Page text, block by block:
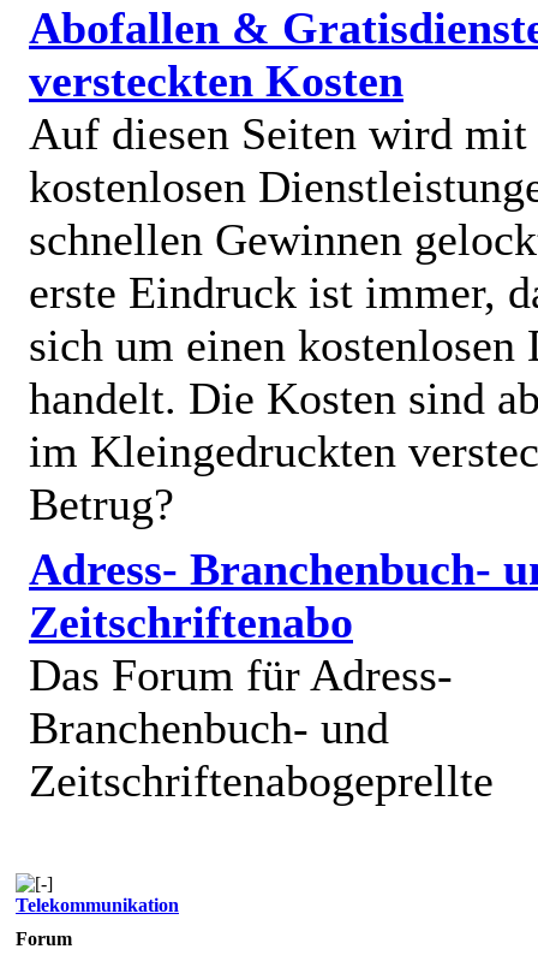
Abofallen &
versteckten Kosten
Auf diesen Seiten wird mit
kostenlosen
schnellen Gewinnen
erste Eindruck ist immer,
sich um einen kostenlosen
handelt. Die Kosten sind
im Kleingedruckten
Betrug?
Adress- Branchenbuch-
Zeitschriftenabo
Das Forum für Adress-
Branchenbuch- und
Zeitschriftenabogeprellte
Telekommunikation
Forum